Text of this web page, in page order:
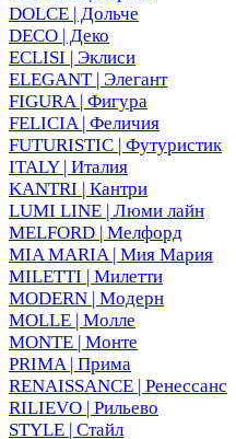
DOLCE | Дольче
DECO | Деко
ECLISI | Эклиси
ELEGANT | Элегант
FIGURA | Фигура
FELICIA | Феличия
FUTURISTIC | Футуристик
ITALY | Италия
KANTRI | Кантри
LUMI LINE | Люми лайн
MELFORD | Мелфорд
MIA MARIA | Мия Мария
MILETTI | Милетти
MODERN | Модерн
MOLLE | Молле
MONTE | Монте
PRIMA | Прима
RENAISSANCE | Ренессанс
RILIEVO | Рильево
STYLE | Стайл